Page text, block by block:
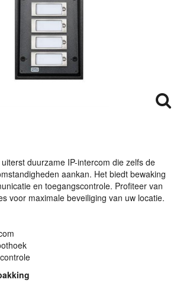
duurzame IP-intercom die zelfs de
aankan. Het biedt bewaking
en toegangscontrole. Profiteer van
voor maximale beveiliging van uw locatie.